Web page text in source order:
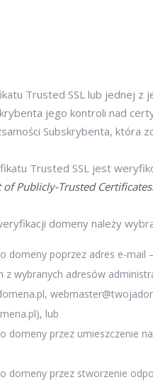
Trusted SSL lub jednej
jego kontroli nad
Subskrybenta, która
Trusted SSL jest
Publicly-Trusted Certificates.
domeny należy
domeny poprzez adres e-mail
z wybranych adresów
,
), lub
domeny przez umieszczenie
domeny przez stworzenie